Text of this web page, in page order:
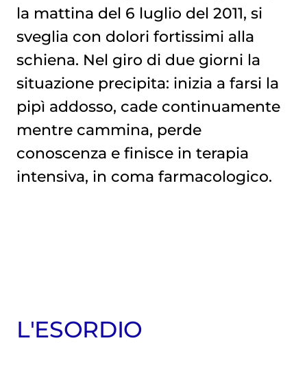
la mattina del 6 luglio del 2011, si
sveglia con dolori fortissimi alla
schiena. Nel giro di due giorni la
situazione precipita: inizia a farsi la
pipì addosso, cade continuamente
mentre cammina, perde
conoscenza e finisce in terapia
intensiva, in coma farmacologico.
L'ESORDIO